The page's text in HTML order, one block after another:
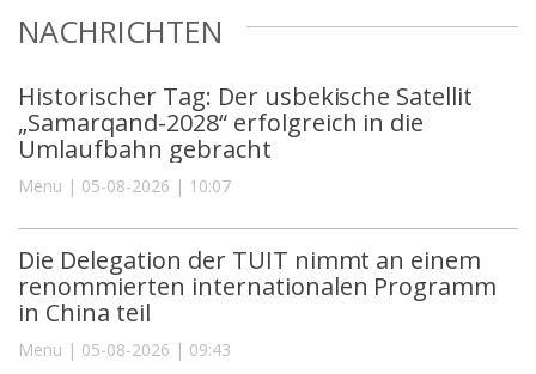
NACHRICHTEN
Historischer Tag: Der usbekische Satellit
„Samarqand-2028“ erfolgreich in die
Umlaufbahn gebracht
Menu | 05-08-2026 | 10:07
Die Delegation der TUIT nimmt an einem
renommierten internationalen Programm
in China teil
Menu | 05-08-2026 | 09:43